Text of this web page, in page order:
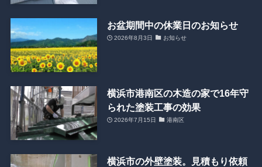
お盆期間中の休業日のお知らせ
2026年8月3日 お知らせ
横浜市港南区の木造の家で16年守
られた塗装工事の効果
2026年7月15日 港南区
横浜市の外壁塗装。見積もり依頼